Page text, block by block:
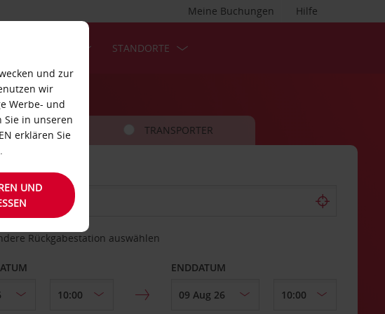
Hilfe
Meine Buchungen
STANDORTE
TRANSPORTER
Rückgabestation auswählen
ENDDATUM
und zur
wir
Werbe- und
in unseren
erklären Sie
UND